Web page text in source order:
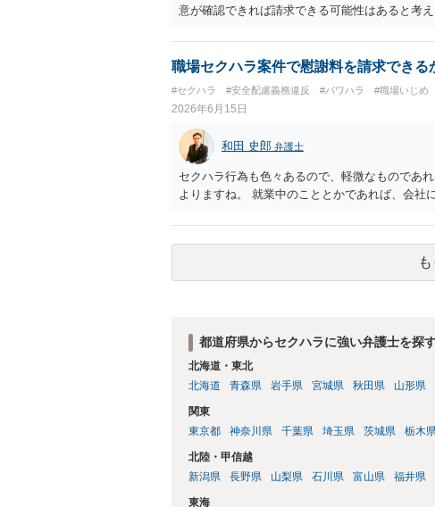
意が確認できれば請求できる可能性はあると
す。 ②未払給与に関しては労務を提供している
りますので請求可能かと存じます。 ③休日・時
動の内容によって判断が分かれますので、録音
じます。 ⑤退職勧奨については退職する意思が
当な解雇である場合には解雇無効を争うなどの
ずは、資料一式をご持参いただき最寄りの法律
応をしていただくことが望ましいと考えます。
職場セクハラ案件で慰謝料を請求できる
#セクハラ #安全配慮義務違反 #パワハラ #職場いじめ
2026年6月15日
和田 史郎 弁護士
セクハラ行為も色々あるので、軽微なものであ
よりますね。 就業中のこととかであれば、会社
都道府県からセクハラに強い弁護士を探
北海道・東北
北海道
青森県 岩手県 宮城県 秋田県 山形県
関東
東京都
神奈川県 千葉県 埼玉県 茨城県 栃木県
北陸・甲信越
新潟県
長野県 山梨県 石川県 富山県 福井県
東海